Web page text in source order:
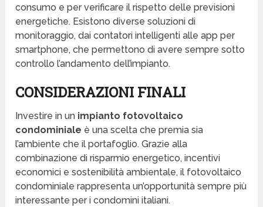
consumo e per verificare il rispetto delle previsioni
energetiche. Esistono diverse soluzioni di
monitoraggio, dai contatori intelligenti alle app per
smartphone, che permettono di avere sempre sotto
controllo l’andamento dell’impianto.
CONSIDERAZIONI FINALI
Investire in un impianto fotovoltaico
condominiale è una scelta che premia sia
l’ambiente che il portafoglio. Grazie alla
combinazione di risparmio energetico, incentivi
economici e sostenibilità ambientale, il fotovoltaico
condominiale rappresenta un’opportunità sempre più
interessante per i condomini italiani.